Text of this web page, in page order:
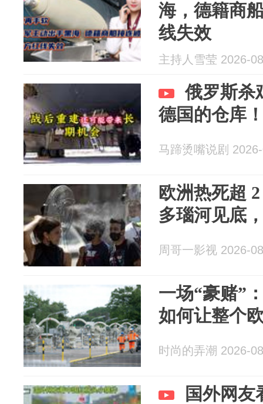
海，德籍商
线失效
主持人雪莹 2026-
俄罗斯杀
德国的仓库
马蹄烫嘴说剧
欧洲热死超
多瑙河见底
周哥一影视 2026-
一场“豪赌”
如何让整个
时尚的弄潮 2026-
国外网友